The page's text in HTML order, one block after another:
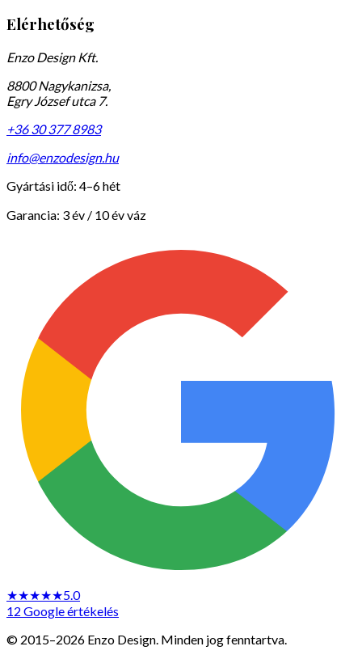
Elérhetőség
Enzo Design Kft.
8800 Nagykanizsa,
Egry József utca 7.
+36 30 377 8983
info@enzodesign.hu
Gyártási idő: 4–6 hét
Garancia: 3 év / 10 év váz
★★★★★5.0
12 Google értékelés
© 2015–2026 Enzo Design. Minden jog fenntartva.